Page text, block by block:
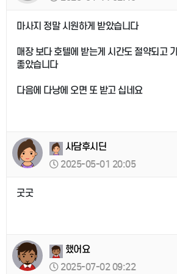
마사지 정말 시원하게 받았습니다
매장 보다 호텔에 받는게 시간도 절약되고
좋았습니다
다음에 다낭에 오면 또 받고 십네요
사담후시딘
2025-05-01 20:05
굿굿
했어요
2025-07-02 09:22